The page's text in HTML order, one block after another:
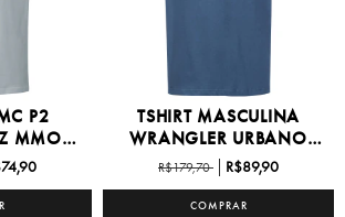
P2
MMO25
TSHIRT MASCULINA
WRANGLER URBANO
P/GG -...
R$179,70 R$89,90
COMPRAR